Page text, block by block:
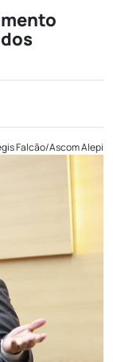
Falcão/Ascom Alepi